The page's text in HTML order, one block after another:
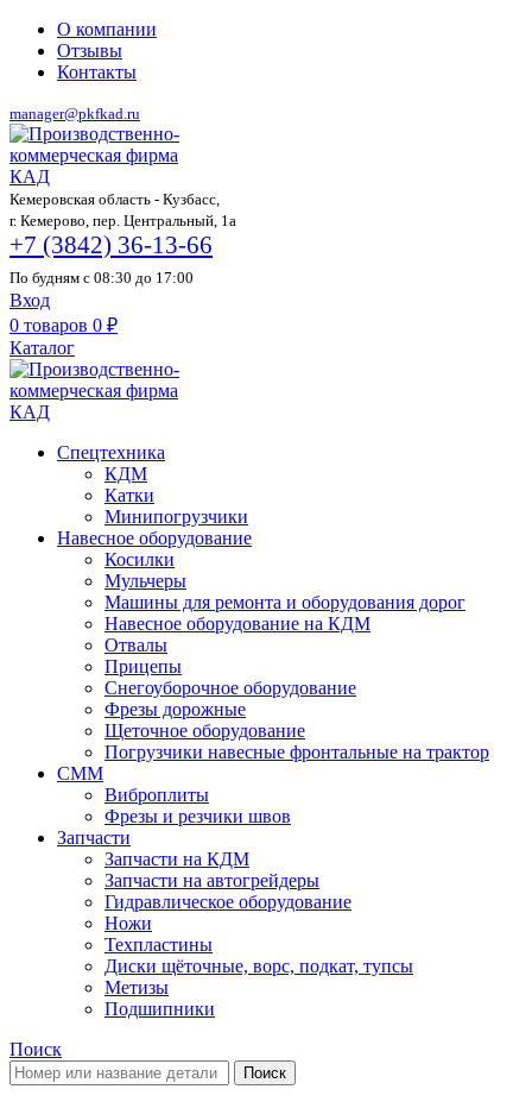
О компании
Отзывы
Контакты
manager@pkfkad.ru
Кемеровская область - Кузбасс,
г. Кемерово, пер. Центральный, 1а
+7 (3842) 36-13-66
По будням с 08:30 до 17:00
Вход
0 товаров 0 ₽
Каталог
Спецтехника
КДМ
Катки
Минипогрузчики
Навесное оборудование
Косилки
Мульчеры
Машины для ремонта и оборудования дорог
Навесное оборудование на КДМ
Отвалы
Прицепы
Снегоуборочное оборудование
Фрезы дорожные
Щеточное оборудование
Погрузчики навесные фронтальные на трактор
СММ
Виброплиты
Фрезы и резчики швов
Запчасти
Запчасти на КДМ
Запчасти на автогрейдеры
Гидравлическое оборудование
Ножи
Техпластины
Диски щёточные, ворс, подкат, тупсы
Метизы
Подшипники
Поиск
Поиск